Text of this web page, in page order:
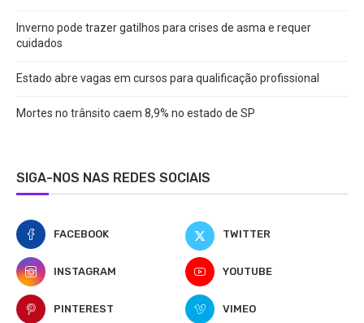
Inverno pode trazer gatilhos para crises de asma e requer
cuidados
Estado abre vagas em cursos para qualificação profissional
Mortes no trânsito caem 8,9% no estado de SP
SIGA-NOS NAS REDES SOCIAIS
FACEBOOK TWITTER
INSTAGRAM YOUTUBE
PINTEREST VIMEO